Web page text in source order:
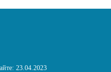
23.04.2023